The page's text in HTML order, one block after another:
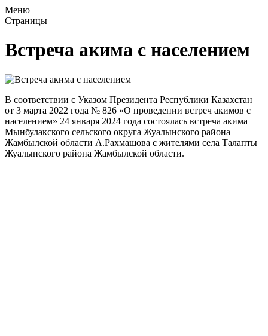
Меню
Страницы
Встреча акима с населением
В соответствии с Указом Президента Республики Казахстан
от 3 марта 2022 года № 826 «О проведении встреч акимов с
населением» 24 января 2024 года состоялась встреча акима
Мынбулакского сельского округа Жуалынского района
Жамбылской области А.Рахмашова с жителями села Талапты
Жуалынского района Жамбылской области.